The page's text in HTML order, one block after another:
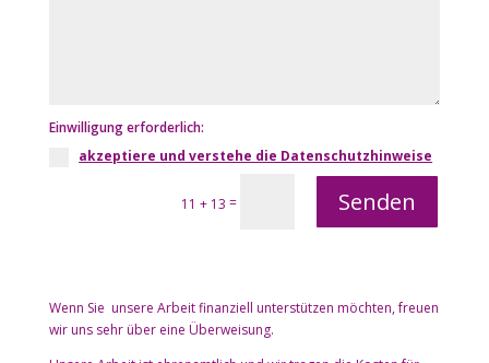
Einwilligung erforderlich:
akzeptiere und verstehe die Datenschutzhinweise
11 + 13 = Senden
Wenn Sie unsere Arbeit finanziell unterstützen möchten, freuen
wir uns sehr über eine Überweisung.